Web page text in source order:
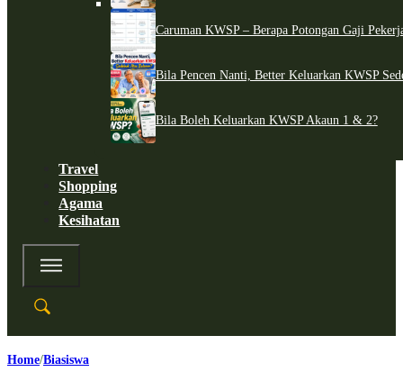
Caruman KWSP – Berapa Potongan Gaji
Bila Pencen Nanti, Better Keluarkan KWSP
Bila Boleh Keluarkan KWSP Akaun 1 & 2?
Travel
Shopping
Agama
Kesihatan
Home Biasiswa